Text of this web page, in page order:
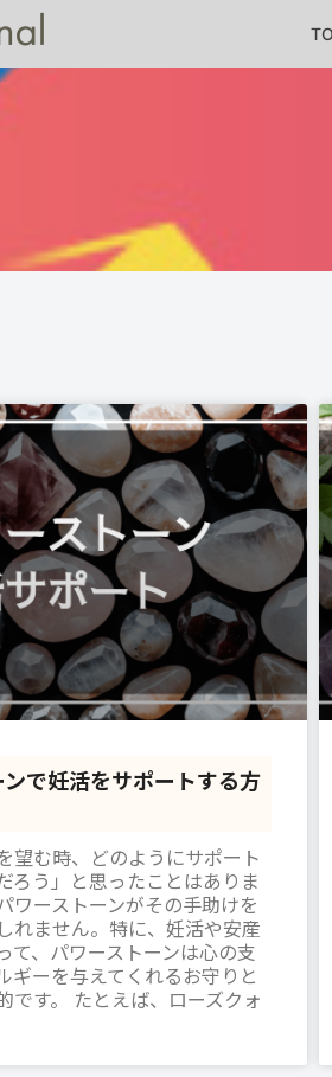
で妊活をサポートする方
望む時、どのようにサポート
ろう」と思ったことはありま
ワーストーンがその手助けを
れません。特に、妊活や安産
て、パワーストーンは心の支
ギーを与えてくれるお守りと
です。 たとえば、ローズクォ